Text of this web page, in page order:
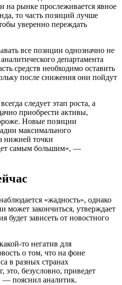
на рынке прослеживается явное
то часть позиций лучше
уверенно переждать
все позиции однозначно не
департамента
средств необходимо оставить
после снижения они пойдут
следует этап роста, а
приобрести активы,
Новые позиции
максимального
нижней точки
самым большим», —
«жадность», однако
может закончиться, утверждает
будет зависеть от новостного
то негатив для
о том, что на фоне
в разных странах
это, безусловно, приведет
пояснил аналитик.